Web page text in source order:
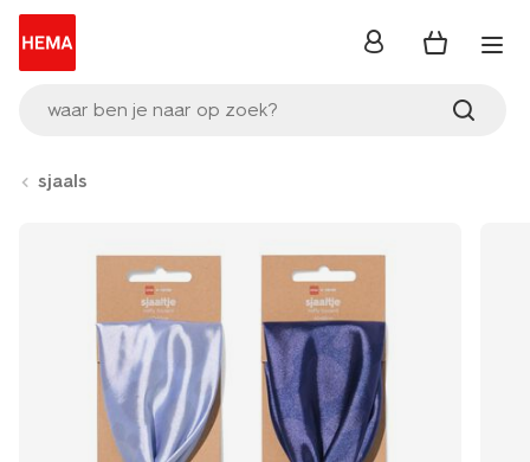
waar ben je naar op zoek?
inloggen
sjaals